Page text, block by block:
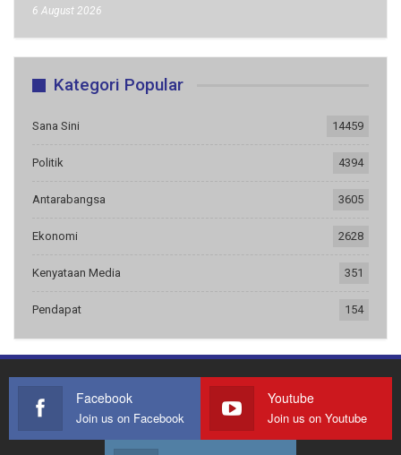
6 August 2026
Kategori Popular
Sana Sini 14459
Politik 4394
Antarabangsa 3605
Ekonomi 2628
Kenyataan Media 351
Pendapat 154
Facebook
Join us on Facebook
Youtube
Join us on Youtube